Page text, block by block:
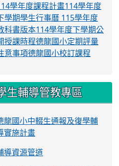
學年度課程計畫114學年度
學期學生行事曆 115學年度
科書版本114學年度下學期公
授課時程德龍國小定期評量
意事項德龍國小校訂課程
生輔導管教專區
龍國小中輟生通報及復學輔
實施計畫
導資源管道